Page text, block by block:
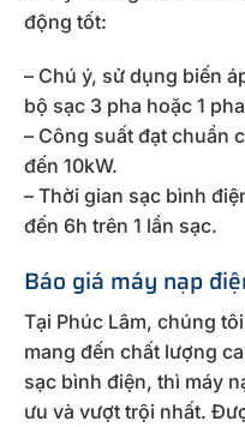
động tốt:
– Chú ý, sử dụng biến
bộ sạc 3 pha hoặc 1
– Công suất đạt chuẩn
đến 10kW.
– Thời gian sạc bình
đến 6h trên 1 lần sạc.
Báo giá máy nạp
Tại Phúc Lâm, chúng
mang đến chất lượng
sạc bình điện, thì máy
ưu và vượt trội nhất.